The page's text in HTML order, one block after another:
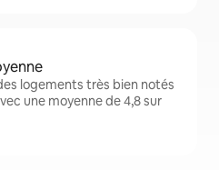
logements très bien notés
une moyenne de 4,8 sur